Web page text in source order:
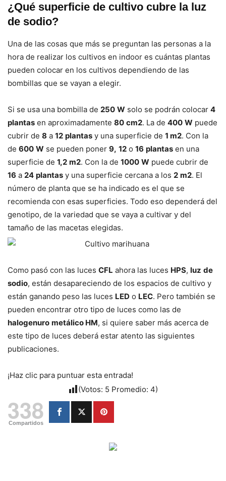
¿Qué superficie de cultivo cubre la luz
de sodio?
Una de las cosas que más se preguntan las personas a la
hora de realizar los cultivos en indoor es cuántas plantas
pueden colocar en los cultivos dependiendo de las
bombillas que se vayan a elegir.
Si se usa una bombilla de 250 W solo se podrán colocar 4
plantas en aproximadamente 80 cm2. La de 400 W puede
cubrir de 8 a 12 plantas y una superficie de 1 m2. Con la
de 600 W se pueden poner 9, 12 o 16 plantas en una
superficie de 1,2 m2. Con la de 1000 W puede cubrir de
16 a 24 plantas y una superficie cercana a los 2 m2. El
número de planta que se ha indicado es el que se
recomienda con esas superficies. Todo eso dependerá del
genotipo, de la variedad que se vaya a cultivar y del
tamaño de las macetas elegidas.
Como pasó con las luces CFL ahora las luces HPS, luz de
sodio, están desapareciendo de los espacios de cultivo y
están ganando peso las luces LED o LEC. Pero también se
pueden encontrar otro tipo de luces como las de
halogenuro metálico HM, si quiere saber más acerca de
este tipo de luces deberá estar atento las siguientes
publicaciones.
¡Haz clic para puntuar esta entrada!
(Votos: 5 Promedio: 4)
338
Compartidos